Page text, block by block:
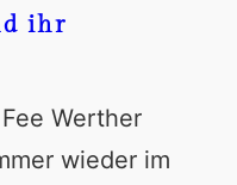
ihr
Werther
wieder im